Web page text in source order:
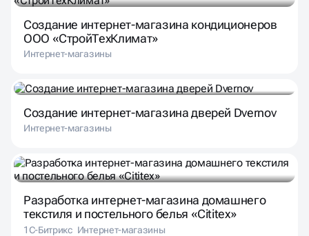
Создание интернет-магазина кондиционеров
ООО «СтройТехКлимат»
Интернет-магазины
Создание интернет-магазина дверей Dvernov
Интернет-магазины
Разработка интернет-магазина домашнего
текстиля и постельного белья «Cititex»
1С-Битрикс Интернет-магазины